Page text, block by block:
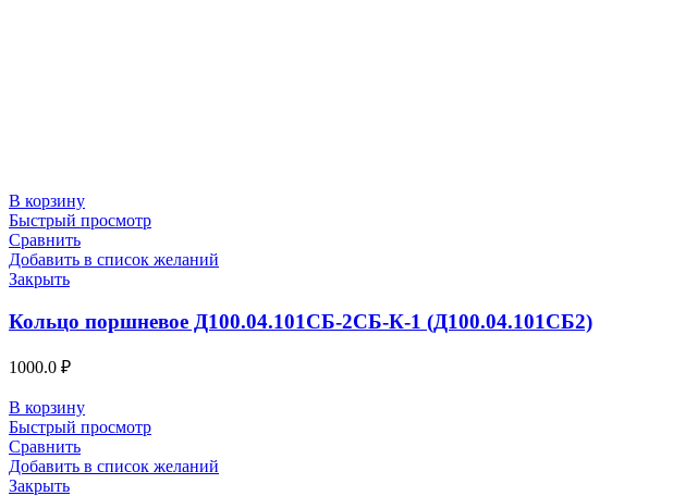
В корзину
Быстрый просмотр
Сравнить
Добавить в список желаний
Закрыть
Кольцо поршневое Д100.04.101СБ-2СБ-К-1 (Д100.04.101СБ2)
1000.0 ₽
В корзину
Быстрый просмотр
Сравнить
Добавить в список желаний
Закрыть